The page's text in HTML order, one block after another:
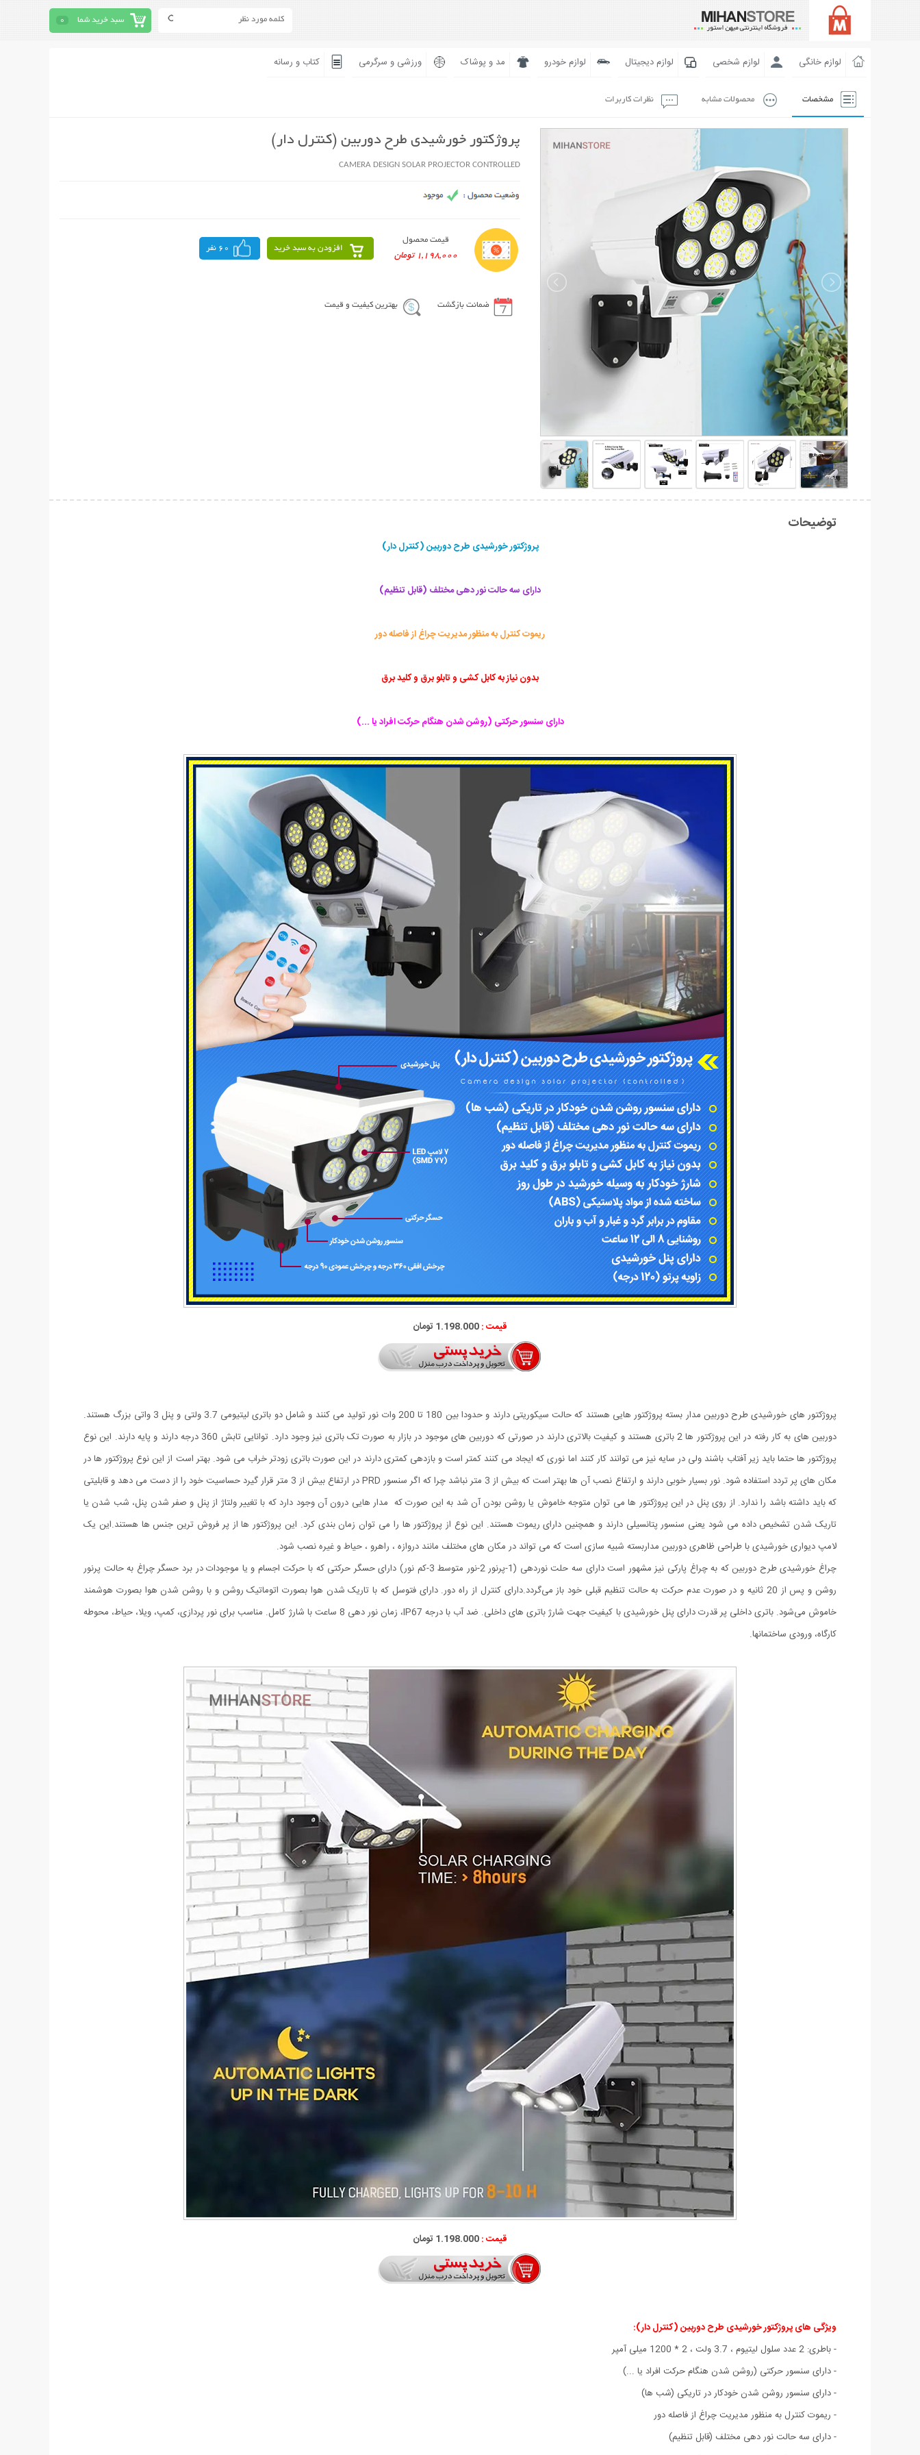
سبد خرید شما 0
لوازم خانگی لوازم شخصی لوازم دیجیتال لوازم خودرو مد و پوشاک ورزشی و سرگرمی کتاب و رسانه
مشخصات محصولات مشابه نظرات کاربرات
پروژکتور خورشیدی طرح دوربین (کنترل دار)
CAMERA DESIGN SOLAR PROJECTOR CONTROLLED
قیمت محصول
1,198,000 تومان
افزودن به سبد خرید 60 نفر
ضمانت بازگشت بهترین کیفیت و قیمت
توضیحات
پروژکتور خورشیدی طرح دوربین (کنترل دار)
دارای سه حالت نور دهی مختلف (قابل تنظیم)
ریموت کنترل به منظور مدیریت چراغ از فاصله دور
بدون نیاز به کابل کشی و تابلو برق و کلید برق
دارای سنسور حرکتی (روشن شدن هنگام حرکت افراد یا ...)
قیمت :1.198.000 تومان
پروژکتور های خورشیدی طرح دوربین مدار بسته پروژکتور هایی هستند که حالت سیکوریتی دارند و حدودا بین 180 تا 200 وات نور تولید می کنند و شامل دو باتری لیتیومی 3.7 ولتی و پنل 3 واتی بزرگ هستند.
دوربین های به کار رفته در این پروژکتور ها 2 باتری هستند و کیفیت بالاتری دارند در صورتی که دوربین های موجود در بازار به صورت تک باتری نیز وجود دارد. توانایی تابش 360 درجه دارند و پایه دارند. این نوع
پروژکتور ها حتما باید زیر آفتاب باشند ولی در سایه نیز می توانند کار کنند اما نوری که ایجاد می کنند کمتر است و بازدهی کمتری دارند در این صورت باتری زودتر خراب می شود. بهتر است از این نوع پروژکتور ها در
مکان های پر تردد استفاده شود. نور بسیار خوبی دارند و ارتفاع نصب آن ها بهتر است که بیش از 3 متر نباشد چرا که اگر سنسور PRD در ارتفاع بیش از 3 متر قرار گیرد حساسیت خود را از دست می دهد و قابلیتی
که باید داشته باشد را ندارد. از روی پنل در این پروژکتور ها می توان متوجه خاموش یا روشن بودن آن شد به این صورت که مدار هایی درون آن وجود دارد که با تغییر ولتاژ از پنل و صفر شدن پنل، شب شدن یا
تاریک شدن تشخیص داده می شود یعنی سنسور پتانسیلی دارند و همچنین دارای ریموت هستند. این نوع از پروژکتور ها را می توان زمان بندی کرد. این پروژکتور ها از پر فروش ترین جنس ها هستند.این یک
لامپ دیواری خورشیدی با طراحی ظاهری دوربین مداربسته شبیه سازی است که می تواند در مکان های مختلف مانند دروازه ، راهرو ، حیاط و غیره نصب شود.
چراغ خورشیدی طرح دوربین که به چراغ پارکی نیز مشهور است دارای سه حلت نوردهی (1-پرنور 2-نور متوسط 3-کم نور) دارای حسگر حرکتی که با حرکت اجسام و یا موجودات در برد حسگر چراغ به حالت پرنور
روشن و پس از 20 ثانیه و در صورت عدم حرکت به حالت تنظیم قبلی خود باز می‌گردد.دارای کنترل از راه دور. دارای فتوسل که با تاریک شدن هوا بصورت اتوماتیک روشن و با روشن شدن هوا بصورت هوشمند
خاموش می‌شود. باتری داخلی پر قدرت دارای پنل خورشیدی با کیفیت جهت شارژ باتری های داخلی. ضد آب با درجه IP67، زمان نور دهی 8 ساعت با شارژ کامل. مناسب برای نور پردازی، کمپ، ویلا، حیاط، محوطه
کارگاه، ورودی ساختمانها.
قیمت :1.198.000 تومان
ویژگی های پروژکتور خورشیدی طرح دوربین (کنترل دار):
- باطری: 2 عدد سلول لیتیوم ، 3.7 ولت ، 2 * 1200 میلی آمپر
- دارای سنسور حرکتی (روشن شدن هنگام حرکت افراد یا ...)
- دارای سنسور روشن شدن خودکار در تاریکی (شب ها)
- ریموت کنترل به منظور مدیریت چراغ از فاصله دور
- دارای سه حالت نور دهی مختلف (قابل تنظیم)